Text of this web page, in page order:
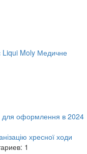
Liqui Moly Медичне
для оформлення в 2024
хресної ходи
1